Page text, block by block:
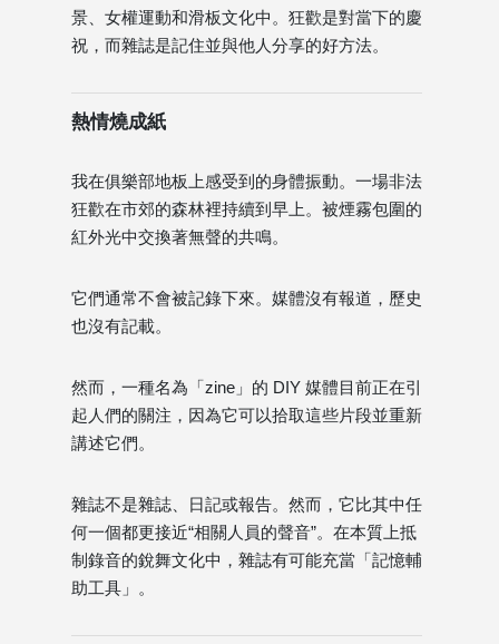
景、女權運動和滑板文化中。狂歡是對當下的慶
祝，而雜誌是記住並與他人分享的好方法。
熱情燒成紙
我在俱樂部地板上感受到的身體振動。一場非法
狂歡在市郊的森林裡持續到早上。被煙霧包圍的
紅外光中交換著無聲的共鳴。
它們通常不會被記錄下來。媒體沒有報道，歷史
也沒有記載。
然而，一種名為「zine」的 DIY 媒體目前正在引
起人們的關注，因為它可以拾取這些片段並重新
講述它們。
雜誌不是雜誌、日記或報告。然而，它比其中任
何一個都更接近“相關人員的聲音”。在本質上抵
制錄音的銳舞文化中，雜誌有可能充當「記憶輔
助工具」。